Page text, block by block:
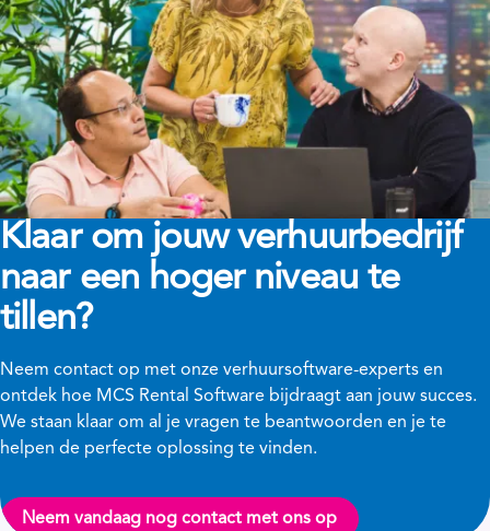
Klaar om jouw verhuurbedrijf
naar een hoger niveau te
tillen?
Neem contact op met onze verhuursoftware-experts en
ontdek hoe MCS Rental Software bijdraagt aan jouw succes.
We staan klaar om al je vragen te beantwoorden en je te
helpen de perfecte oplossing te vinden.
Neem vandaag nog contact met ons op